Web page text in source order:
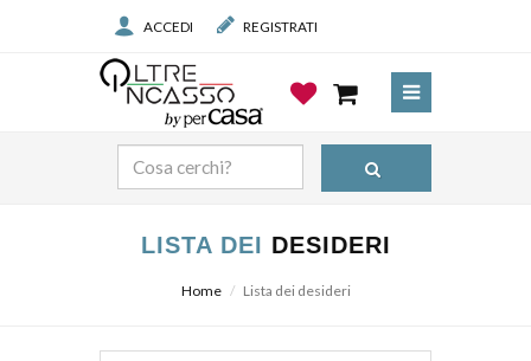
ACCEDI REGISTRATI
LISTA DEI DESIDERI
Home Lista dei desideri